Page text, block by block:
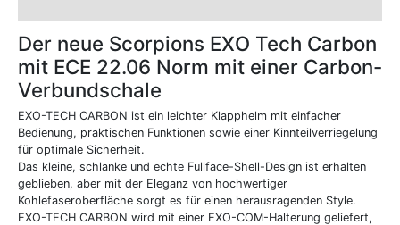
Der neue Scorpions EXO Tech Carbon
mit ECE 22.06 Norm mit einer Carbon-
Verbundschale
EXO-TECH CARBON ist ein leichter Klapphelm mit einfacher
Bedienung, praktischen Funktionen sowie einer Kinnteilverriegelung
für optimale Sicherheit.
Das kleine, schlanke und echte Fullface-Shell-Design ist erhalten
geblieben, aber mit der Eleganz von hochwertiger
Kohlefaseroberfläche sorgt es für einen herausragenden Style.
EXO-TECH CARBON wird mit einer EXO-COM-Halterung geliefert,